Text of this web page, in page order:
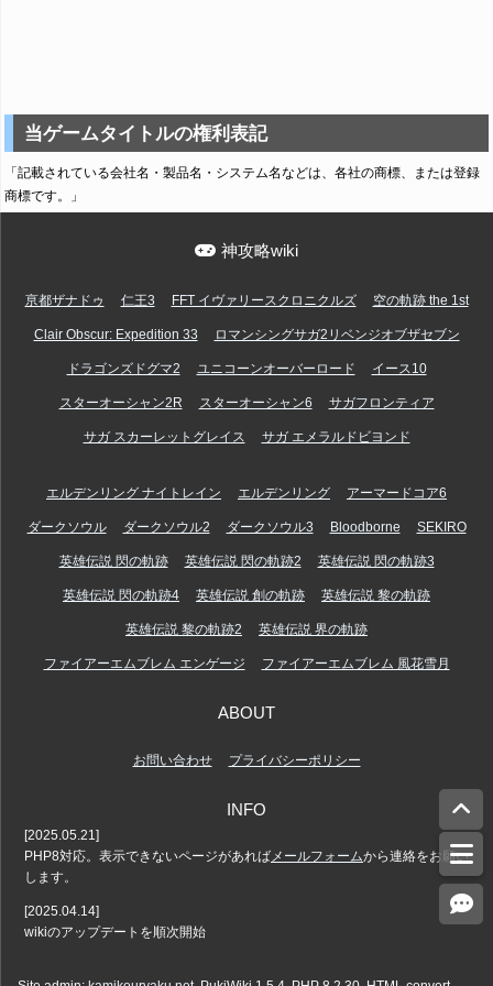
当ゲームタイトルの権利表記
「記載されている会社名・製品名・システム名などは、各社の商標、または登録
商標です。」
神攻略wiki
亰都ザナドゥ 仁王3 FFT イヴァリースクロニクルズ 空の軌跡 the 1st
Clair Obscur: Expedition 33 ロマンシングサガ2リベンジオブザセブン
ドラゴンズドグマ2 ユニコーンオーバーロード イース10
スターオーシャン2R スターオーシャン6 サガフロンティア
サガ スカーレットグレイス サガ エメラルドビヨンド
エルデンリング ナイトレイン エルデンリング アーマードコア6
ダークソウル ダークソウル2 ダークソウル3 Bloodborne SEKIRO
英雄伝説 閃の軌跡 英雄伝説 閃の軌跡2 英雄伝説 閃の軌跡3
英雄伝説 閃の軌跡4 英雄伝説 創の軌跡 英雄伝説 黎の軌跡
英雄伝説 黎の軌跡2 英雄伝説 界の軌跡
ファイアーエムブレム エンゲージ ファイアーエムブレム 風花雪月
ABOUT
お問い合わせ プライバシーポリシー
INFO
[2025.05.21]
PHP8対応。表示できないページがあれば メールフォームから連絡をお願い
します。
[2025.04.14]
wikiのアップデートを順次開始